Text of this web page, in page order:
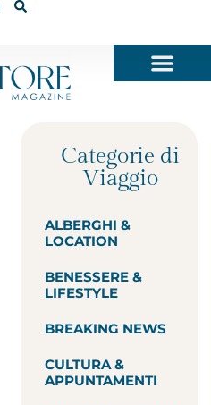
Categorie di
Viaggio
ALBERGHI &
LOCATION
BENESSERE &
LIFESTYLE
BREAKING NEWS
CULTURA &
APPUNTAMENTI